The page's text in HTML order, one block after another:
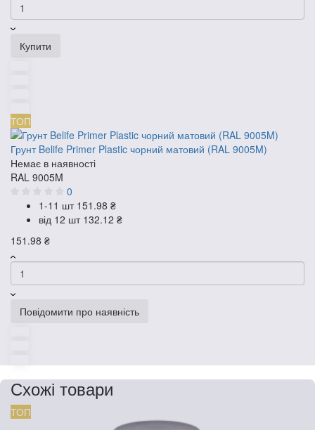
Купити
ТОП
Грунт Belife Primer Plastic чорний матовий (RAL 9005M)
Немає в наявності
RAL 9005M
0
1-11 шт 151.98 ₴
від 12 шт 132.12 ₴
151.98 ₴
Повідомити про наявність
Схожі товари
ТОП